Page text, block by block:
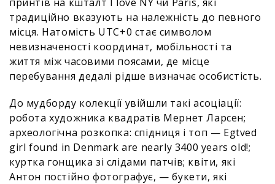
традиційно вказують на належність до певного
місця. Натомість UTC+0 стає символом
невизначеності координат, мобільності та
життя між часовими поясами, де місце
перебування дедалі рідше визначає особистість.
До мудборду колекції увійшли такі асоціації:
робота художника квадратів Мернет Ларсен;
археологічна розкопка: спідниця і топ — Egtved
girl found in Denmark are nearly 3400 years old!;
куртка гонщика зі слідами патчів; квіти, які
Антон постійно фотографує, — букети, які